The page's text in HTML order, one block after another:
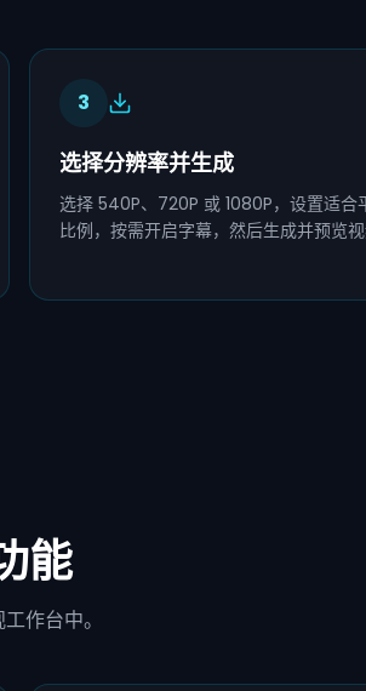
3
选择分辨率并生成
选择 540P、720P 或 1080P，设置适合
比例，按需开启字幕，然后生成并预览视
能
作台中。